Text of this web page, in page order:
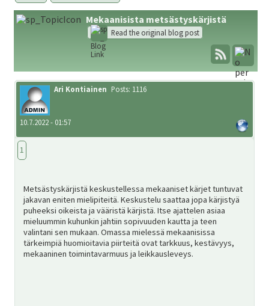
Materiaali
Forum
Linkit
Jäsenyys
Palaute
Mekaanisista metsästyskärjistä
Read the original blog post
Ari Kontiainen Posts: 1116
10.7.2022 - 01:57
1
Metsästyskärjistä keskustellessa mekaaniset kärjet tuntuvat
jakavan eniten mielipiteitä. Keskustelu saattaa jopa kärjistyä
puheeksi oikeista ja vääristä kärjistä. Itse ajattelen asiaa
mieluummin kuhunkin jahtiin sopivuuden kautta ja teen
valintani sen mukaan. Omassa mielessä mekaanisissa
tärkeimpiä huomioitavia piirteitä ovat tarkkuus, kestävyys,
mekaaninen toimintavarmuus ja leikkausleveys.